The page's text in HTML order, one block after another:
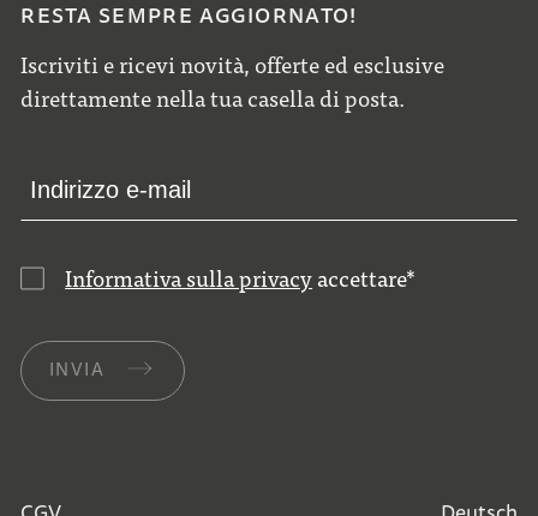
RESTA SEMPRE AGGIORNATO!
Iscriviti e ricevi novità, offerte ed esclusive
direttamente nella tua casella di posta.
Informativa sulla privacy accettare*
INVIA